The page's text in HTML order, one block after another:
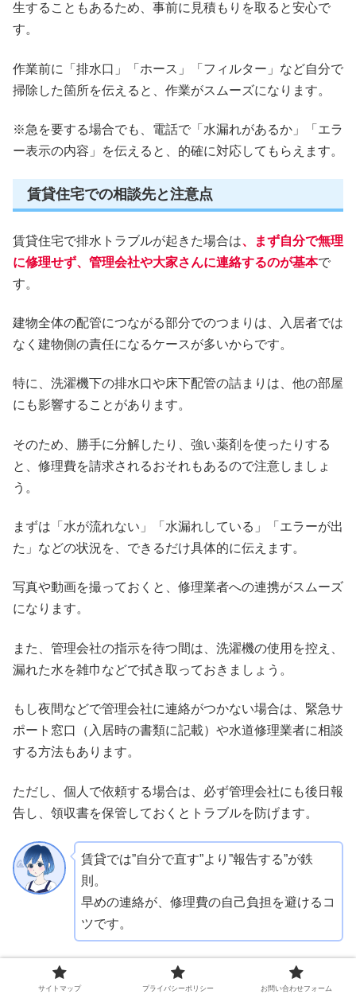
生することもあるため、事前に見積もりを取ると安心で
す。
作業前に「排水口」「ホース」「フィルター」など自分で
掃除した箇所を伝えると、作業がスムーズになります。
※急を要する場合でも、電話で「水漏れがあるか」「エラ
ー表示の内容」を伝えると、的確に対応してもらえます。
賃貸住宅での相談先と注意点
賃貸住宅で排水トラブルが起きた場合は、まず自分で無理
に修理せず、管理会社や大家さんに連絡するのが基本で
す。
建物全体の配管につながる部分でのつまりは、入居者では
なく建物側の責任になるケースが多いからです。
特に、洗濯機下の排水口や床下配管の詰まりは、他の部屋
にも影響することがあります。
そのため、勝手に分解したり、強い薬剤を使ったりする
と、修理費を請求されるおそれもあるので注意しましょ
う。
まずは「水が流れない」「水漏れしている」「エラーが出
た」などの状況を、できるだけ具体的に伝えます。
写真や動画を撮っておくと、修理業者への連携がスムーズ
になります。
また、管理会社の指示を待つ間は、洗濯機の使用を控え、
漏れた水を雑巾などで拭き取っておきましょう。
もし夜間などで管理会社に連絡がつかない場合は、緊急サ
ポート窓口（入居時の書類に記載）や水道修理業者に相談
する方法もあります。
ただし、個人で依頼する場合は、必ず管理会社にも後日報
告し、領収書を保管しておくとトラブルを防げます。
賃貸では”自分で直す”より”報告する”が鉄
則。
早めの連絡が、修理費の自己負担を避けるコ
ツです。
まとめ
サイトマップ プライバシーポリシー お問い合わせフォーム